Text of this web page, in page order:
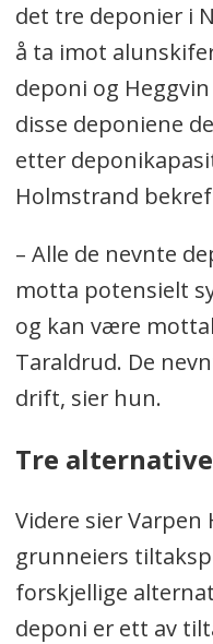
det tre deponier i
å ta imot
deponi og
disse deponiene
etter
Holmstrand
– Alle de nevnte
motta potensielt
og kan være
Taraldrud. De
drift, sier hun.
Tre
Videre sier
grunneiers
forskjellige
deponi er ett av